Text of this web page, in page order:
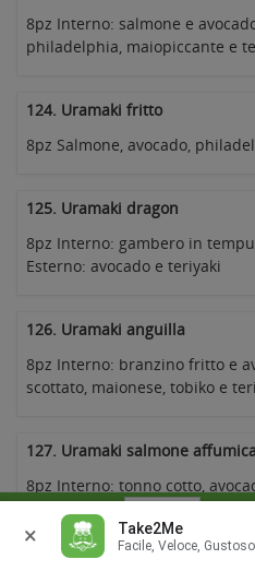
8pz Interno: salmone e
philadelphia, maiopiccante e
124. Uramaki fritto
8pz Salmone, avocado,
125. Uramaki dragon
8pz Interno: gambero in
Esterno: avocado e teriyaki
126. Uramaki anguilla
8pz Interno: branzino fritto e
scottato, maionese, tobiko e
127. Uramaki salmone
8pz Interno: tonno cotto,
Esterno: salmone affumicato,
Consegna alle
× Take2Me
Facile, Veloce, Gustoso